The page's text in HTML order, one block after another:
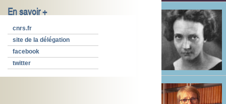
En savoir +
cnrs.fr
site de la délégation
facebook
twitter